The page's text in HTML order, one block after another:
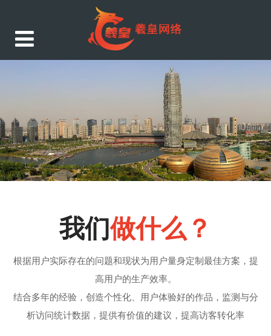
我们做什么？
根据用户实际存在的问题和现状为用户量身定制最佳方案，提
高用户的生产效率。
结合多年的经验，创造个性化、用户体验好的作品，监测与分
析访问统计数据，提供有价值的建议，提高访客转化率